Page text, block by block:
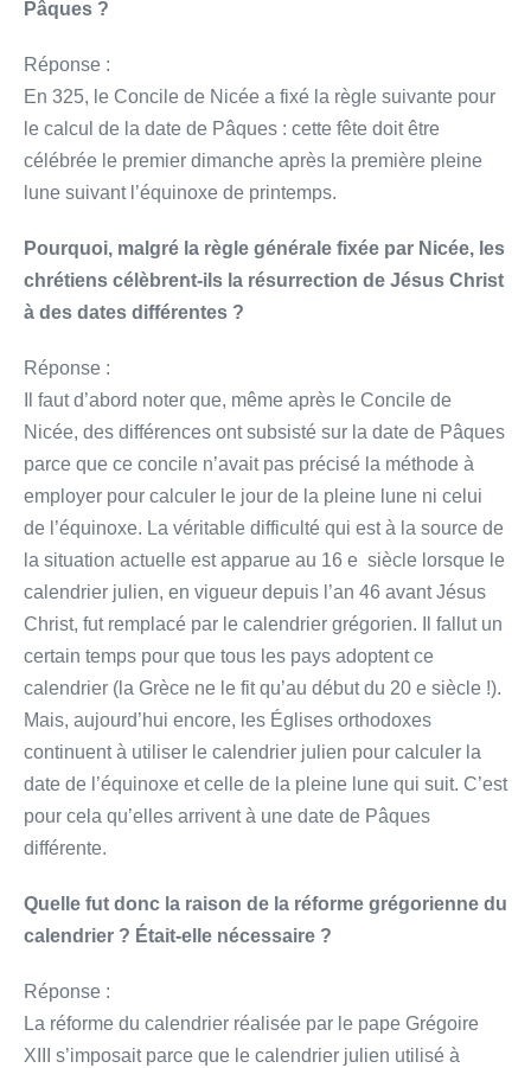
Pâques ?
Réponse :
En 325, le Concile de Nicée a fixé la règle suivante pour
le calcul de la date de Pâques : cette fête doit être
célébrée le premier dimanche après la première pleine
lune suivant l’équinoxe de printemps.
Pourquoi, malgré la règle générale fixée par Nicée, les
chrétiens célèbrent-ils la résurrection de Jésus Christ
à des dates différentes ?
Réponse :
Il faut d’abord noter que, même après le Concile de
Nicée, des différences ont subsisté sur la date de Pâques
parce que ce concile n’avait pas précisé la méthode à
employer pour calculer le jour de la pleine lune ni celui
de l’équinoxe. La véritable difficulté qui est à la source de
la situation actuelle est apparue au 16 e siècle lorsque le
calendrier julien, en vigueur depuis l’an 46 avant Jésus
Christ, fut remplacé par le calendrier grégorien. Il fallut un
certain temps pour que tous les pays adoptent ce
calendrier (la Grèce ne le fit qu’au début du 20 e siècle !).
Mais, aujourd’hui encore, les Églises orthodoxes
continuent à utiliser le calendrier julien pour calculer la
date de l’équinoxe et celle de la pleine lune qui suit. C’est
pour cela qu’elles arrivent à une date de Pâques
différente.
Quelle fut donc la raison de la réforme grégorienne du
calendrier ? Était-elle nécessaire ?
Réponse :
La réforme du calendrier réalisée par le pape Grégoire
XIII s’imposait parce que le calendrier julien utilisé à